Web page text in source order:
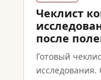
Чеклист
после
Готовый
исследования.